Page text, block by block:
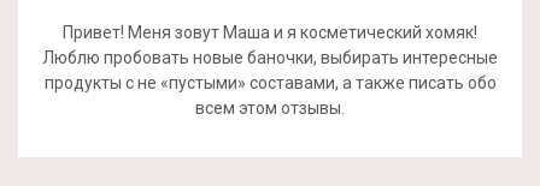
Привет! Меня зовут Маша и я косметический хомяк!
Люблю пробовать новые баночки, выбирать интересные
продукты с не «пустыми» составами, а также писать обо
всем этом отзывы.